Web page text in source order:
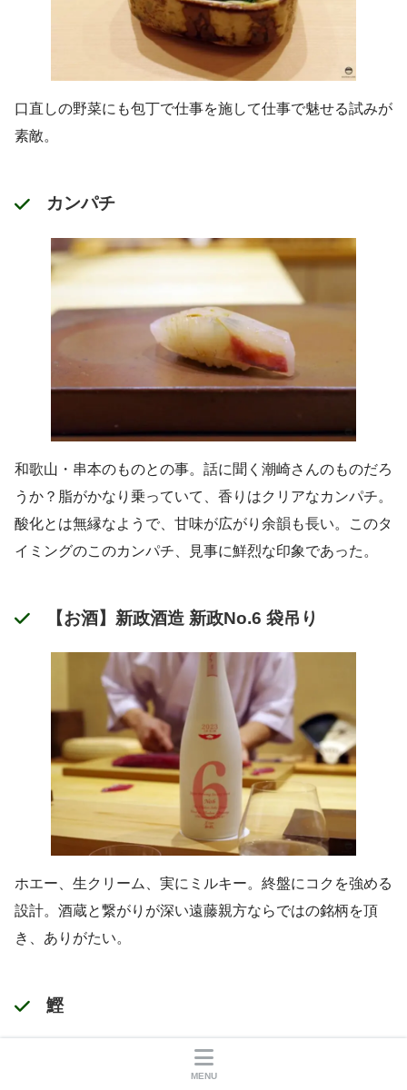
口直しの野菜にも包丁で仕事を施して仕事で魅せる試みが
素敵。
カンパチ
和歌山・串本のものとの事。話に聞く潮崎さんのものだろ
うか？脂がかなり乗っていて、香りはクリアなカンパチ。
酸化とは無縁なようで、甘味が広がり余韻も長い。このタ
イミングのこのカンパチ、見事に鮮烈な印象であった。
【お酒】新政酒造 新政No.6 袋吊り
ホエー、生クリーム、実にミルキー。終盤にコクを強める
設計。酒蔵と繋がりが深い遠藤親方ならではの銘柄を頂
き、ありがたい。
鰹
MENU